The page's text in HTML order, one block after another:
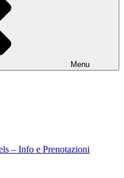
Menu
– Info e Prenotazioni